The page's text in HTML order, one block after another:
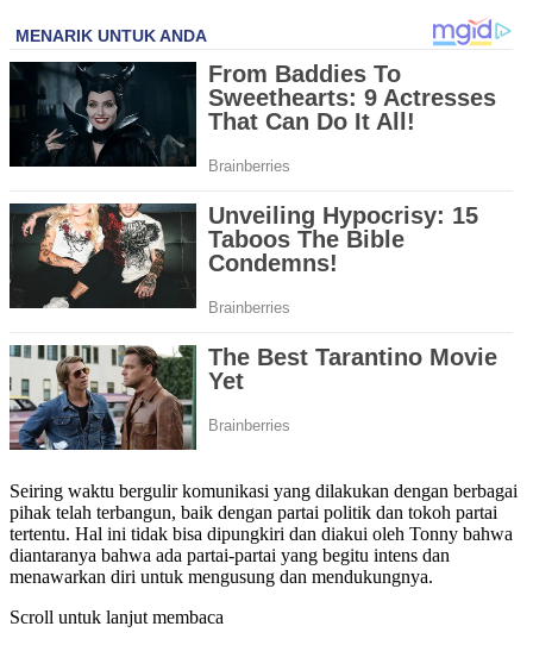
Seiring waktu bergulir komunikasi yang dilakukan dengan berbagai
pihak telah terbangun, baik dengan partai politik dan tokoh partai
tertentu. Hal ini tidak bisa dipungkiri dan diakui oleh Tonny bahwa
diantaranya bahwa ada partai-partai yang begitu intens dan
menawarkan diri untuk mengusung dan mendukungnya.
Scroll untuk lanjut membaca